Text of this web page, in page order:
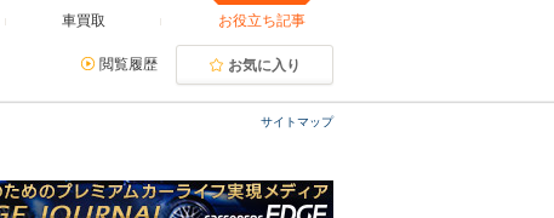
車買取 お役立ち記事
閲覧履歴 お気に入り
サイトマップ